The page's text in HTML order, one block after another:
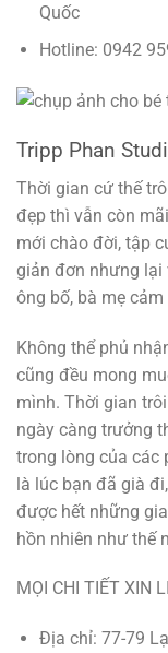
Quốc
Hotline: 0942
Tripp Phan
Thời gian cứ thế
đẹp thì vẫn còn
mới chào đời, tập
giản đơn nhưng lại
ông bố, bà mẹ
Không thể phủ
cũng đều mong
mình. Thời gian
ngày càng trưởng
trong lòng của các
là lúc bạn đã già
được hết những
hồn nhiên như thế
MỌI CHI TIẾT XIN
Địa chỉ: 77-79